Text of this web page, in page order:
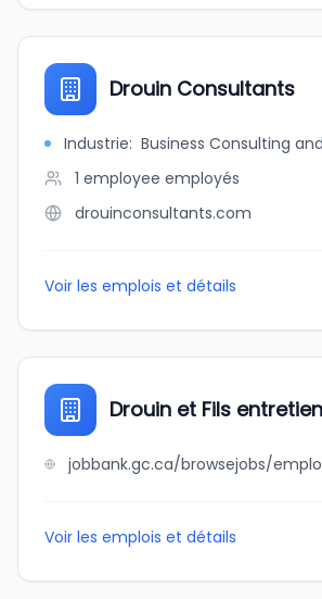
Drouin Consultants
Industrie: Business Consulting
1 employee employés
drouinconsultants.com
Voir les emplois et détails
Drouin et Fils
Voir les emplois et détails